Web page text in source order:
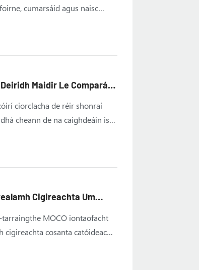
cumarsáid agus naisc
Maidir Le Comparáid
ciorclacha de réir shonraí
cheann de na caighdeáin is
Cigireachta Um
MOCO iontaofacht
cosanta catóideach,